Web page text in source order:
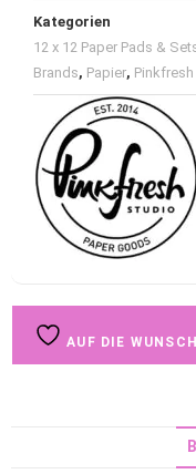
Kategorien
12 x 12 Paper Pads &
Brands, Papier,
AUF DIE